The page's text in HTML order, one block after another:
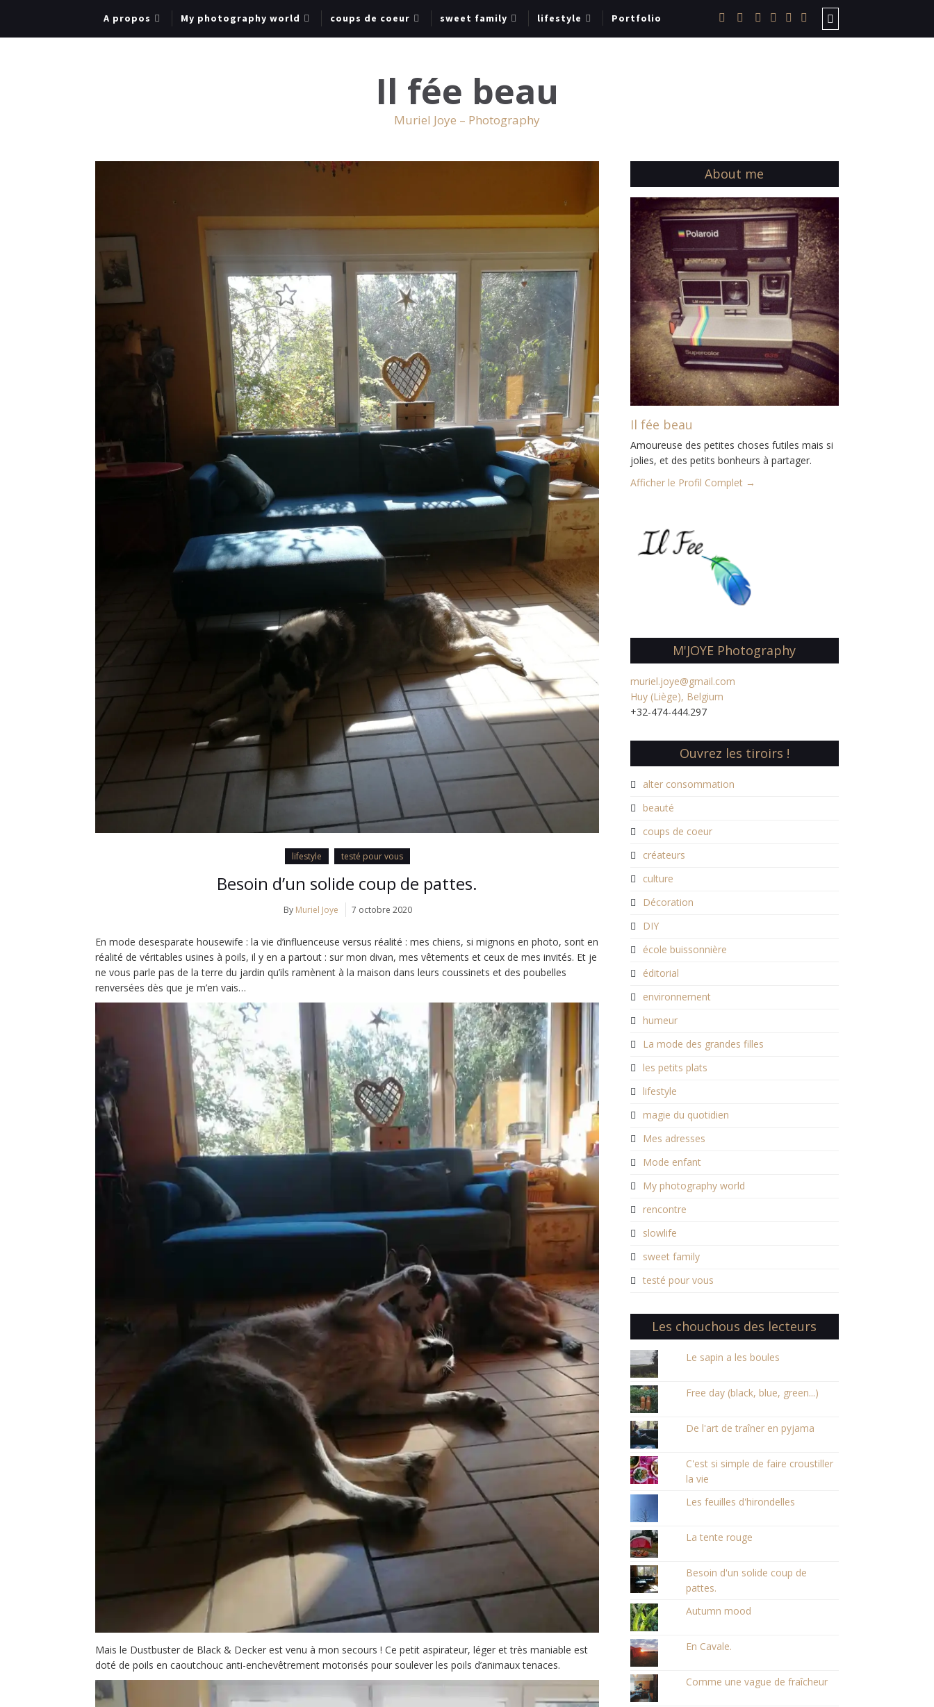
A propos My photography world coups de coeur sweet family lifestyle Portfolio
Il fée beau
Muriel Joye – Photography
lifestyle testé pour vous
Besoin d’un solide coup de pattes.
By Muriel Joye 7 octobre 2020
En mode desesparate housewife : la vie d’influenceuse versus réalité : mes chiens, si mignons en photo, sont en
réalité de véritables usines à poils, il y en a partout : sur mon divan, mes vêtements et ceux de mes invités. Et je
ne vous parle pas de la terre du jardin qu’ils ramènent à la maison dans leurs coussinets et des poubelles
renversées dès que je m’en vais…
Mais le Dustbuster de Black & Decker est venu à mon secours ! Ce petit aspirateur, léger et très maniable est
doté de poils en caoutchouc anti-enchevêtrement motorisés pour soulever les poils d’animaux tenaces.
About me
Il fée beau
Amoureuse des petites choses futiles mais si
jolies, et des petits bonheurs à partager.
Afficher le Profil Complet →
M'JOYE Photography
muriel.joye@gmail.com
Huy (Liège), Belgium
+32-474-444.297
Ouvrez les tiroirs !
alter consommation
beauté
coups de coeur
créateurs
culture
Décoration
DIY
école buissonnière
éditorial
environnement
humeur
La mode des grandes filles
les petits plats
lifestyle
magie du quotidien
Mes adresses
Mode enfant
My photography world
rencontre
slowlife
sweet family
testé pour vous
Les chouchous des lecteurs
Le sapin a les boules
Free day (black, blue, green...)
De l'art de traîner en pyjama
C'est si simple de faire croustiller
la vie
Les feuilles d'hirondelles
La tente rouge
Besoin d'un solide coup de
pattes.
Autumn mood
En Cavale.
Comme une vague de fraîcheur